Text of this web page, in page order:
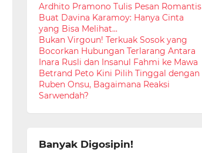
Ardhito Pramono Tulis Pesan Romantis
Buat Davina Karamoy: Hanya Cinta
yang Bisa Melihat...
Bukan Virgoun! Terkuak Sosok yang
Bocorkan Hubungan Terlarang Antara
Inara Rusli dan Insanul Fahmi ke Mawa
Betrand Peto Kini Pilih Tinggal dengan
Ruben Onsu, Bagaimana Reaksi
Sarwendah?
Banyak Digosipin!